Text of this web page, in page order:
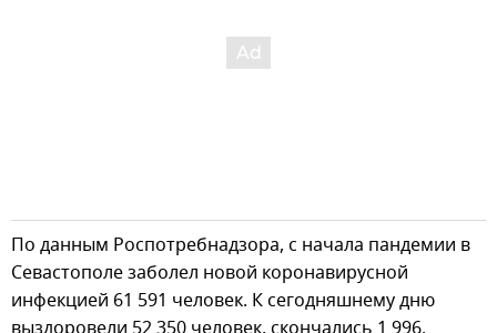
По данным Роспотребнадзора, с начала пандемии в
Севастополе заболел новой коронавирусной
инфекцией 61 591 человек. К сегодняшнему дню